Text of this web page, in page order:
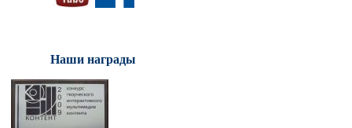
Наши награды